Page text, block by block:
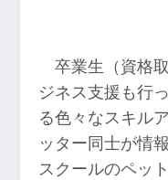
卒業生（資格
ジネス支援も行
る色々なスキル
ッター同士が情
スクールのペッ